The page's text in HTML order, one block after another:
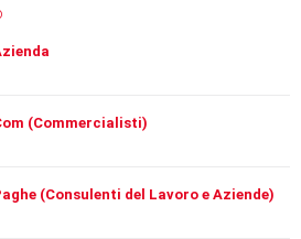
(Commercialisti)
(Consulenti del Lavoro e Aziende)